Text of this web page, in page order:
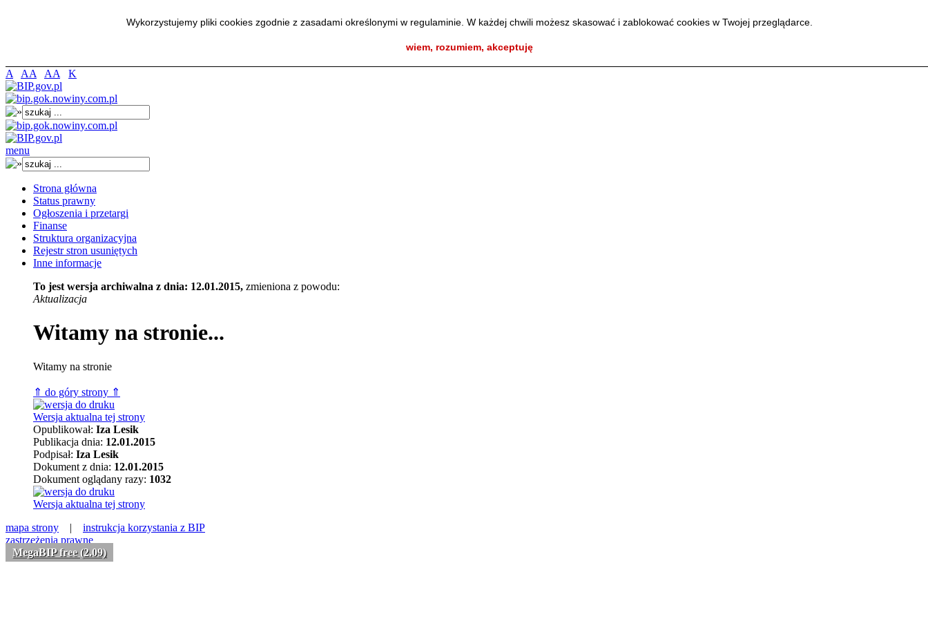
Wykorzystujemy pliki cookies zgodnie z zasadami określonymi w regulaminie. W każdej chwili możesz skasować i zablokować cookies w Twojej przeglądarce.
wiem, rozumiem, akceptuję
A AA AA K
menu
Strona główna
Status prawny
Ogłoszenia i przetargi
Finanse
Struktura organizacyjna
Rejestr stron usuniętych
Inne informacje
To jest wersja archiwalna z dnia: 12.01.2015, zmieniona z powodu:
Aktualizacja
Witamy na stronie...
Witamy na stronie
⇑ do góry strony ⇑
Wersja aktualna tej strony
Opublikował: Iza Lesik
Publikacja dnia: 12.01.2015
Podpisał: Iza Lesik
Dokument z dnia: 12.01.2015
Dokument oglądany razy: 1032
Wersja aktualna tej strony
mapa strony | instrukcja korzystania z BIP
zastrzeżenia prawne
MegaBIP free (2.09)